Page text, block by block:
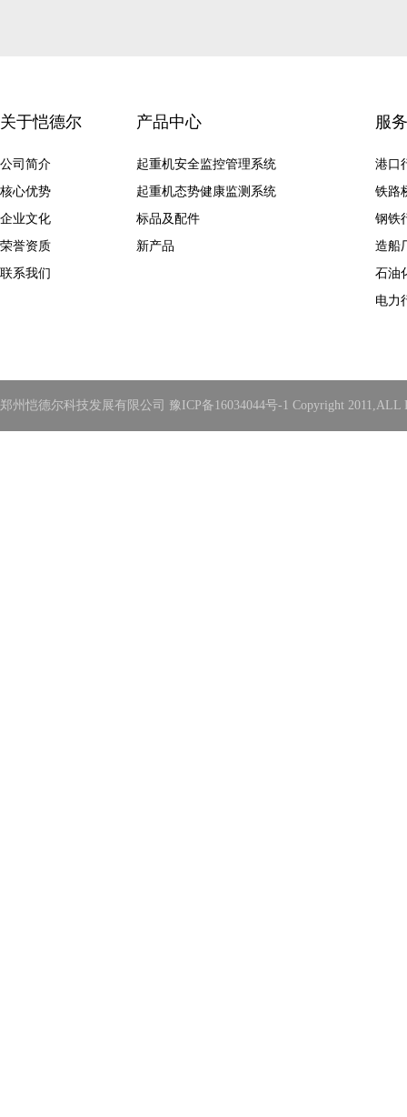
关于恺德尔
公司简介
核心优势
企业文化
荣誉资质
联系我们
产品中心
起重机安全监控管理系统
起重机态势健康监测系统
标品及配件
新产品
服
港口
铁路
钢铁
造船
石油
电力
郑州恺德尔科技发展有限公司 豫ICP备16034044号-1 Copyright 2011,ALL